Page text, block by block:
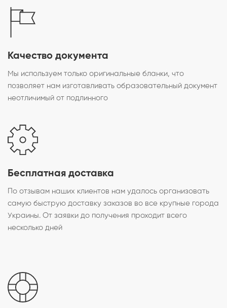
Качество документа
Мы используем только оригинальные бланки, что
позволяет нам изготавливать образовательный документ
неотличимый от подлинного
Бесплатная доставка
По отзывам наших клиентов нам удалось организовать
самую быструю доставку заказов во все крупные города
Украины. От заявки до получения проходит всего
несколько дней